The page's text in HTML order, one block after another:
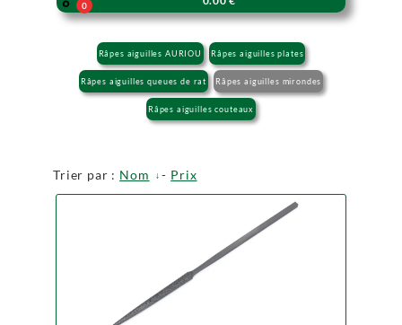
0
Râpes aiguilles AURIOU Râpes aiguilles plates
Râpes aiguilles queues de rat Râpes aiguilles mirondes
Râpes aiguilles couteaux
Trier par : Nom - Prix